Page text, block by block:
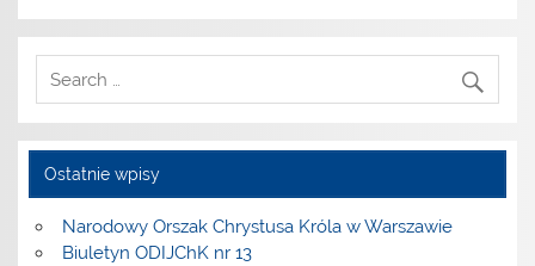
Ostatnie wpisy
Narodowy Orszak Chrystusa Króla w Warszawie
Biuletyn ODIJChK nr 13